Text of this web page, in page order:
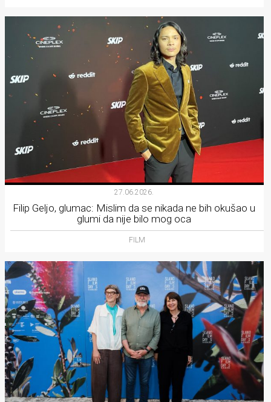
27.06.2026.
Filip Geljo, glumac: Mislim da se nikada ne bih okušao u
glumi da nije bilo mog oca
FILM